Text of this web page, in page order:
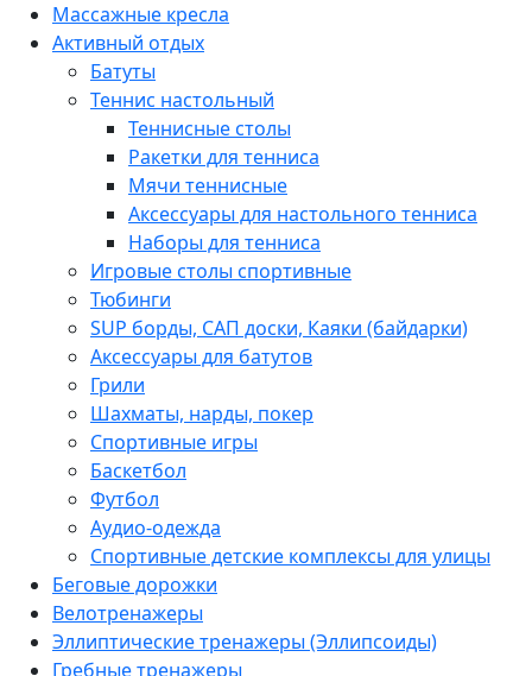
Массажные кресла
Активный отдых
Батуты
Теннис настольный
Теннисные столы
Ракетки для тенниса
Мячи теннисные
Аксессуары для настольного тенниса
Наборы для тенниса
Игровые столы спортивные
Тюбинги
SUP борды, САП доски, Каяки (байдарки)
Аксессуары для батутов
Грили
Шахматы, нарды, покер
Спортивные игры
Баскетбол
Футбол
Аудио-одежда
Спортивные детские комплексы для улицы
Беговые дорожки
Велотренажеры
Эллиптические тренажеры (Эллипсоиды)
Гребные тренажеры